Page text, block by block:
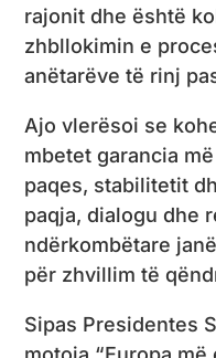
rajonit dhe është
zhbllokimin e
anëtarëve të rinj
Ajo vlerësoi se
mbetet garancia
paqes, stabilitetit
paqja, dialogu dhe
ndërkombëtare
për zhvillim të
Sipas Presidentes